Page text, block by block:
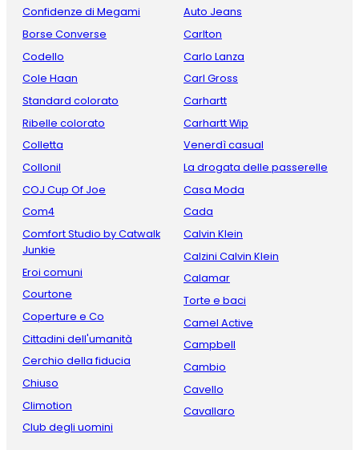
Confidenze di Megami
Borse Converse
Codello
Cole Haan
Standard colorato
Ribelle colorato
Colletta
Collonil
COJ Cup Of Joe
Com4
Comfort Studio by Catwalk
Junkie
Eroi comuni
Courtone
Coperture e Co
Cittadini dell'umanità
Cerchio della fiducia
Chiuso
Climotion
Club degli uomini
Auto Jeans
Carlton
Carlo Lanza
Carl Gross
Carhartt
Carhartt Wip
Venerdì casual
La drogata delle passerelle
Casa Moda
Cada
Calvin Klein
Calzini Calvin Klein
Calamar
Torte e baci
Camel Active
Campbell
Cambio
Cavello
Cavallaro